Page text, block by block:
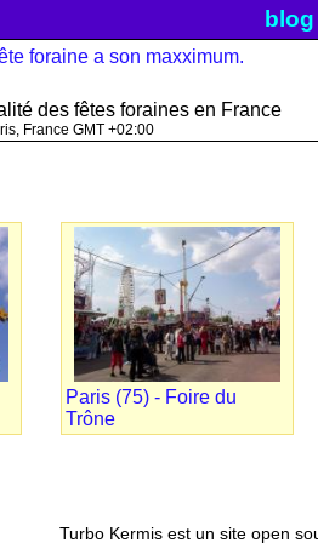
blog
des fêtes foraines en France
France GMT +02:00
Paris (75) - Foire du
Trône
Turbo Kermis est un site open